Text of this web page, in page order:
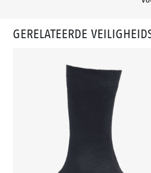
GERELATEERDE